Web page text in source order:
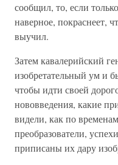
сообщил, то, если
наверное, покраснеет,
выучил.
Затем кавалерийский
изобретательный ум и
чтобы идти своей
нововведения, какие
видели, как по
преобразователи,
приписаны их дару